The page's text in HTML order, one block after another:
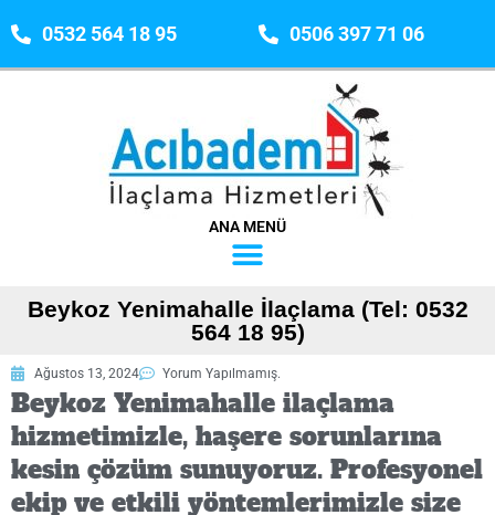
0532 564 18 95 0506 397 71 06
ANA MENÜ
Beykoz Yenimahalle İlaçlama (Tel: 0532
564 18 95)
Ağustos 13, 2024 Yorum Yapılmamış.
Beykoz Yenimahalle ilaçlama
hizmetimizle, haşere sorunlarına
kesin çözüm sunuyoruz. Profesyonel
ekip ve etkili yöntemlerimizle size